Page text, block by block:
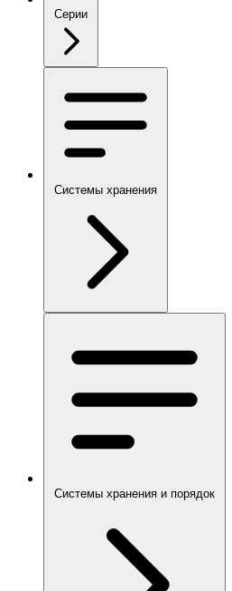
Серии
Системы хранения
Системы хранения и порядок